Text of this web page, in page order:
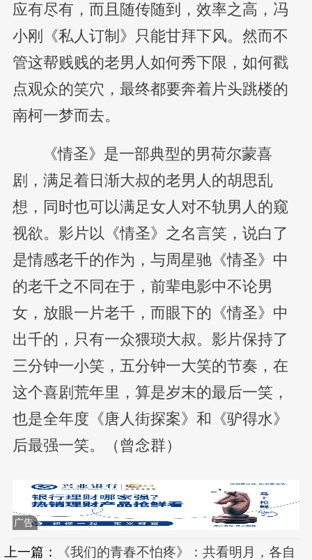
应有尽有，而且随传随到，效率之高，冯
小刚《私人订制》只能甘拜下风。然而不
管这帮贱贱的老男人如何秀下限，如何戳
点观众的笑穴，最终都要奔着片头跳楼的
南柯一梦而去。
《情圣》是一部典型的男荷尔蒙喜
剧，满足着日渐大叔的老男人的胡思乱
想，同时也可以满足女人对不轨男人的窥
视欲。影片以《情圣》之名言笑，说白了
是情感老千的作为，与周星驰《情圣》中
的老千之不同在于，前辈电影中不论男
女，放眼一片老千，而眼下的《情圣》中
出千的，只有一众猥琐大叔。影片保持了
三分钟一小笑，五分钟一大笑的节奏，在
这个喜剧荒年里，算是岁末的最后一笑，
也是全年度《唐人街探案》和《驴得水》
后最强一笑。（曾念群）
广告
上一篇：
《我们的青春不怕疼》：共看明月，各自